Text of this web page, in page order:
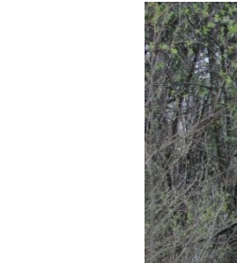
ПОДПИШИТЕСЬ НА РАССЫЛКУ